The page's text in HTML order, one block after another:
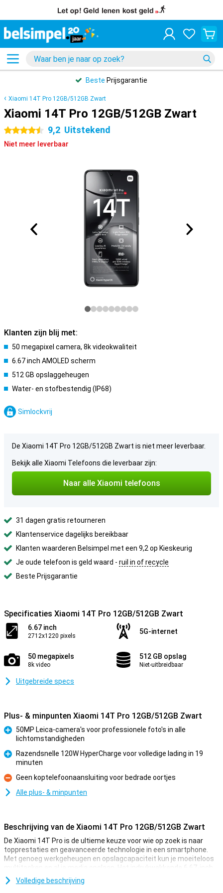
Beste Prijsgarantie
Xiaomi 14T Pro 12GB/512GB Zwart
Xiaomi 14T Pro 12GB/512GB Zwart
4.5 sterren 9,2 Uitstekend
Niet meer leverbaar
Klanten zijn blij met:
50 megapixel camera, 8k videokwaliteit
6.67 inch AMOLED scherm
512 GB opslaggeheugen
Water- en stofbestendig (IP68)
Simlockvrij
De Xiaomi 14T Pro 12GB/512GB Zwart is niet meer leverbaar.
Bekijk alle Xiaomi Telefoons die leverbaar zijn:
Naar alle Xiaomi telefoons
31 dagen gratis retourneren
Klantenservice dagelijks bereikbaar
Klanten waarderen Belsimpel met een 9,2 op Kieskeurig
Je oude telefoon is geld waard - ruil in of recycle
Beste Prijsgarantie
Specificaties Xiaomi 14T Pro 12GB/512GB Zwart
6.67 inch
2712x1220 pixels
5G-internet
50 megapixels
8k video
512 GB opslag
Niet-uitbreidbaar
Uitgebreide specs
Plus- & minpunten Xiaomi 14T Pro 12GB/512GB Zwart
Pluspunt
50MP Leica-camera's voor professionele foto's in alle
lichtomstandigheden
Pluspunt
Razendsnelle 120W HyperCharge voor volledige lading in 19
minuten
Minpunt
Geen koptelefoonaansluiting voor bedrade oortjes
Alle plus- & minpunten
Beschrijving van de Xiaomi 14T Pro 12GB/512GB Zwart
De Xiaomi 14T Pro is de ultieme keuze voor wie op zoek is naar
topprestaties en geavanceerde technologie in een smartphone.
Met genoeg werkgeheugen en opslagcapaciteit kun je moeiteloos
multitasken en al je media opslaan. Het indrukwekkende 6.67-inch
AMOLED-scherm met 144Hz zorgt voor vloenede beelden, terwijl de
krachtige MediaTek Dimensity 9300+ processor zorgt voor
Volledige beschrijving